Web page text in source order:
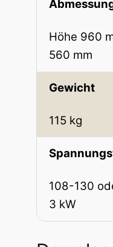
Höhe 960
560 mm
Gewicht
115 kg
108-130
3 kW